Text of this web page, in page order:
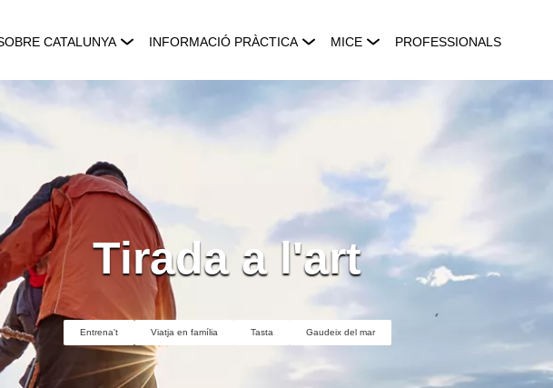
CATALUNYA INFORMACIÓ PRÀCTICA MICE PROFESSIONALS
Tirada a l'art
Entrena't Viatja en família Tasta Gaudeix del mar